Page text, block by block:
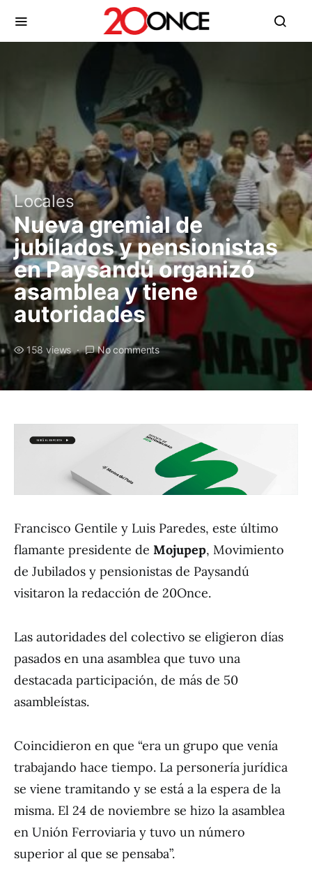
Locales
Nueva gremial de
jubilados y pensionistas
en Paysandú organizó
asamblea y tiene
autoridades
158 views No comments
Francisco Gentile y Luis Paredes, este último
flamante presidente de Mojupep, Movimiento
de Jubilados y pensionistas de Paysandú
visitaron la redacción de 20Once.
Las autoridades del colectivo se eligieron días
pasados en una asamblea que tuvo una
destacada participación, de más de 50
asambleístas.
Coincidieron en que “era un grupo que venía
trabajando hace tiempo. La personería jurídica
se viene tramitando y se está a la espera de la
misma. El 24 de noviembre se hizo la asamblea
en Unión Ferroviaria y tuvo un número
superior al que se pensaba”.